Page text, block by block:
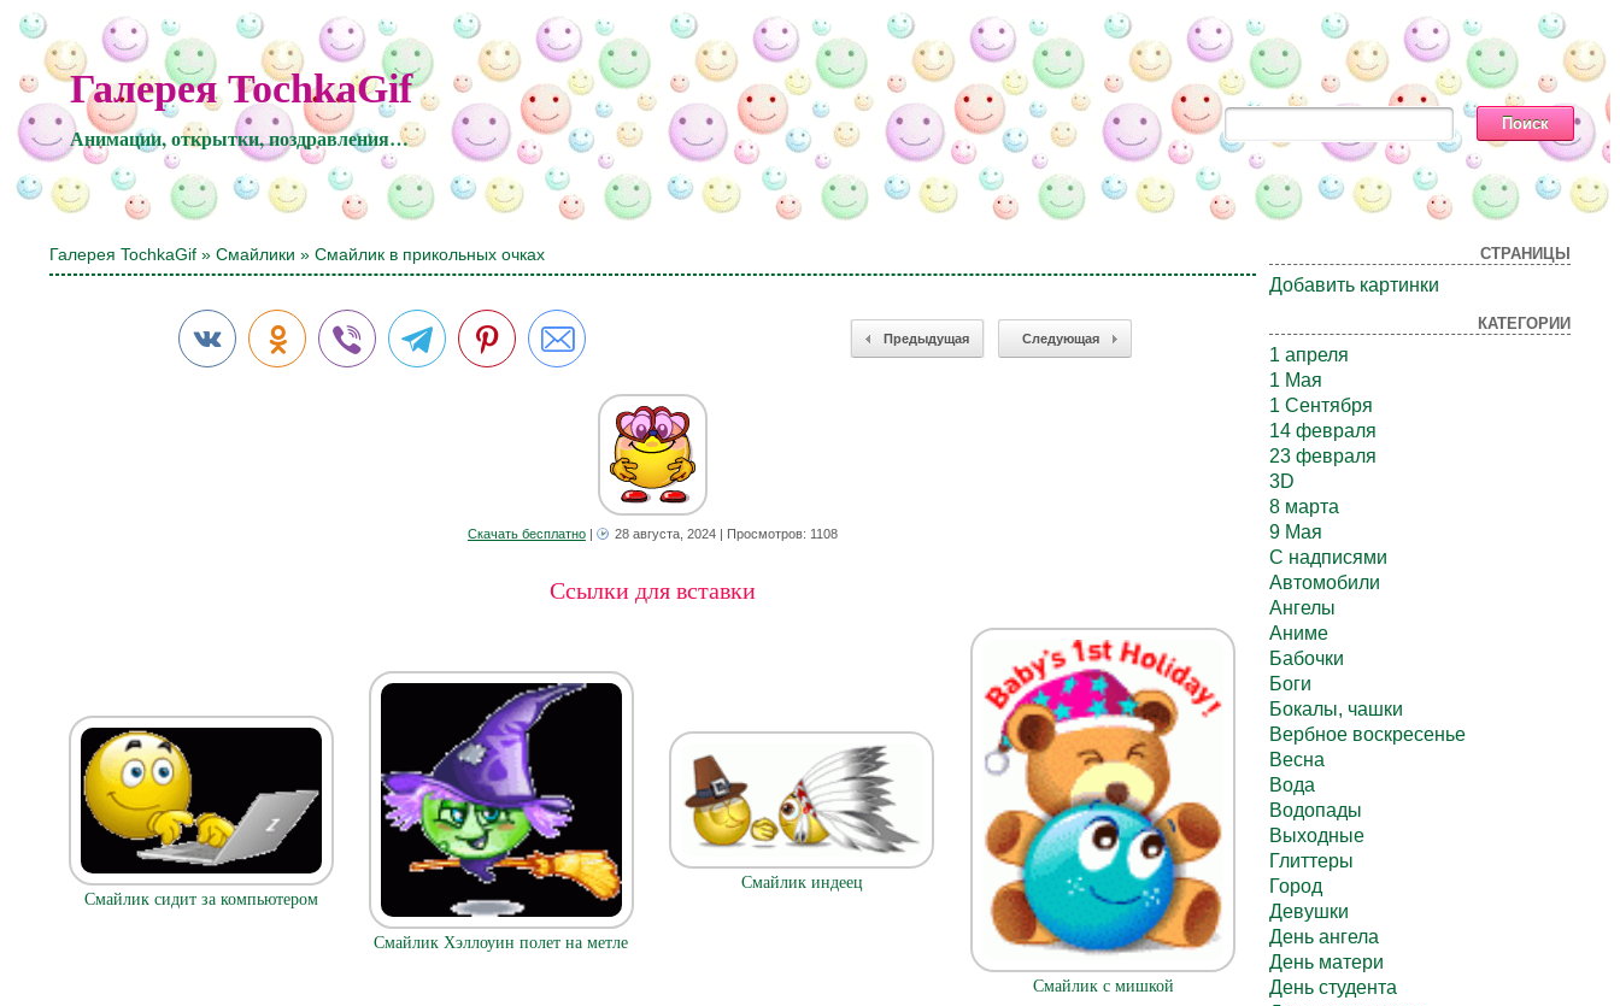
Галерея TochkaGif
Анимации, открытки, поздравления…
Галерея TochkaGif »Смайлики » Смайлик в прикольных очках
Предыдущая Следующая
Скачать бесплатно| 28 августа, 2024| Просмотров: 1108
Ссылки для вставки
Смайлик сидит за компьютером
Смайлик Хэллоуин полет на метле
Смайлик индеец
Смайлик с мишкой
СТРАНИЦЫ
Добавить картинки
КАТЕГОРИИ
1 апреля
1 Мая
1 Сентября
14 февраля
23 февраля
3D
8 марта
9 Мая
C надписями
Автомобили
Ангелы
Аниме
Бабочки
Боги
Бокалы, чашки
Вербное воскресенье
Весна
Вода
Водопады
Выходные
Глиттеры
Город
Девушки
День ангела
День матери
День студента